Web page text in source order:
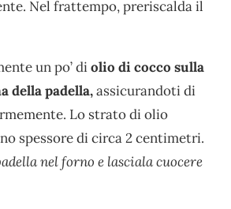
Nel frattempo, preriscalda il
un po’ diolio di cocco sulla
della padella,assicurandoti di
Lo strato di olio
spessore di circa 2 centimetri.
nel forno e lasciala cuocere